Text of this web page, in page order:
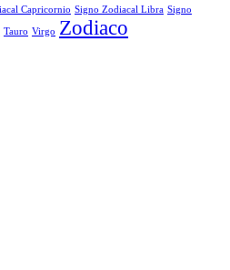
Capricornio Signo Zodiacal Libra Signo
Tauro Virgo Zodiaco